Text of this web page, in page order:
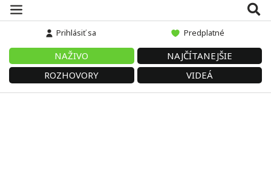
Prihlásiť sa Predplatné
NAŽIVO
NAJČÍTANEJŠIE
ROZHOVORY
VIDEÁ